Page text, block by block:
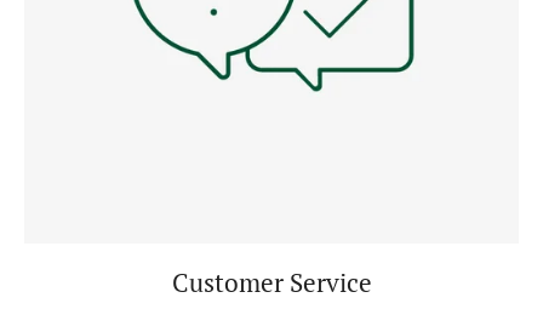
Customer Service